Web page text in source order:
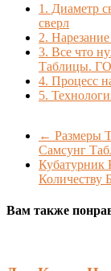
1. Диаметр
сверл
2.
3. Все что
Таблицы.
4. Процесс
5.
← Размеры
Самсунг
Кубатурник
Количеству
Вам также